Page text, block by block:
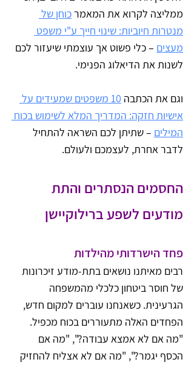
ממליצה לקרוא את המאמר כוחן של
מנטרות חיוביות: שינוי חייך ע"י משפט
מעצים – כלי פשוט אך עוצמתי שיעזור לכם
לשנות את הדיאלוג הפנימי.
וגם את הכתבה
10 משפטים שמעידים על
אישיות חזקה: המדריך המלא לשימוש בכוח
המילים – שתיתן לכם השראה להתחיל
לדבר אחרת, לעצמכם ולעולם.
החסמים הנסתרים והתת
מודעים לשפע ברילוקיישן
פחד הישרדותי מהילדות
רבים מאיתנו נושאים בתת-מודע זיכרונות
של חוסר ביטחון כלכלי מהמשפחה
הגרעינית. כשאנחנו עוברים למקום חדש,
הפחדים האלה מתעוררים בכוח מכפיל.
"מה אם לא אמצא עבודה?", "מה אם
הכסף יגמר?", "מה אם לא אצליח להחזיק